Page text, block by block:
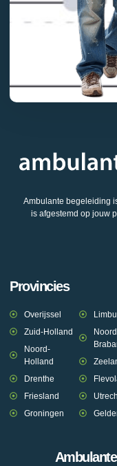
Ambulante begeleiding
is afgestemd op jouw
Provincies
Overijssel
Zuid-Holland
Noord-
Holland
Drenthe
Friesland
Groningen